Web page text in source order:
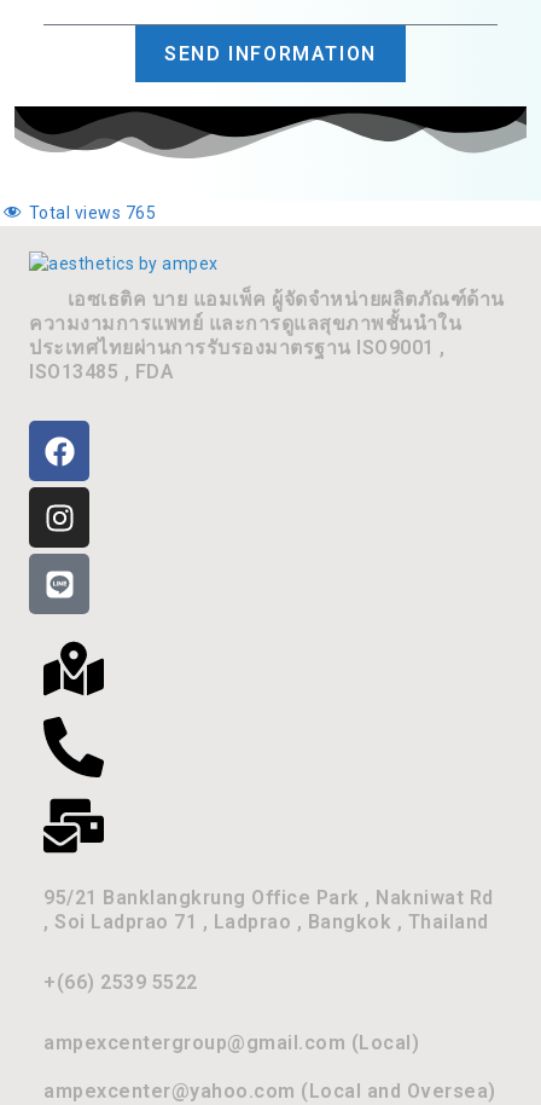
SEND INFORMATION
Total views 765
เอซเธติค บาย แอมเพ็ค ผู้จัดจำหน่ายผลิตภัณฑ์ด้าน
ความงามการแพทย์ และการดูแลสุขภาพชั้นนำใน
ประเทศไทยผ่านการรับรองมาตรฐาน ISO9001 ,
ISO13485 , FDA
95/21 Banklangkrung Office Park , Nakniwat Rd
, Soi Ladprao 71 , Ladprao , Bangkok , Thailand
+(66) 2539 5522
ampexcentergroup@gmail.com (Local)
ampexcenter@yahoo.com (Local and Oversea)